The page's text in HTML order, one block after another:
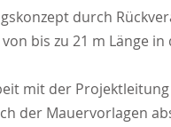
durch
bis zu 21 m Länge in
mit der
der Mauervorlagen